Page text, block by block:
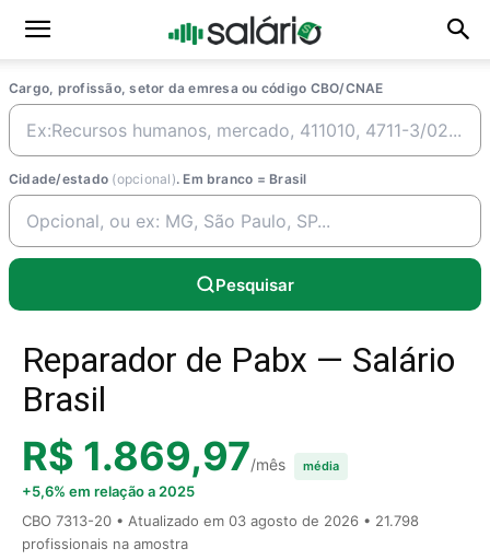
Cargo, profissão, setor da emresa ou código CBO/CNAE
Cidade/estado (opcional). Em branco = Brasil
Pesquisar
Reparador de Pabx — Salário
Brasil
R$ 1.869,97/mês média
+5,6% em relação a 2025
CBO 7313-20 • Atualizado em 03 agosto de 2026 • 21.798
profissionais na amostra